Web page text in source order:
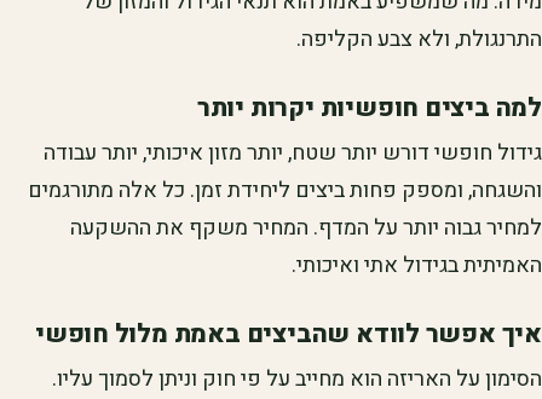
התרנגולת, ולא צבע הקליפה.
למה ביצים חופשיות יקרות יותר
גידול חופשי דורש יותר שטח, יותר מזון איכותי, יותר עבודה
והשגחה, ומספק פחות ביצים ליחידת זמן. כל אלה מתורגמים
למחיר גבוה יותר על המדף. המחיר משקף את ההשקעה
האמיתית בגידול אתי ואיכותי.
איך אפשר לוודא שהביצים באמת מלול חופשי
הסימון על האריזה הוא מחייב על פי חוק וניתן לסמוך עליו.